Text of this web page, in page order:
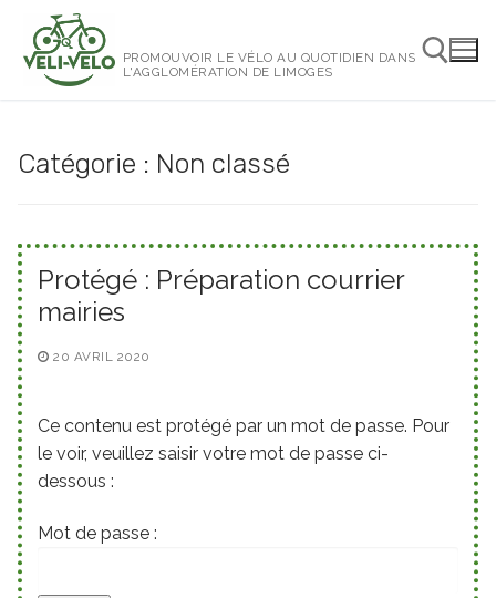
contenu
PROMOUVOIR LE VÉLO AU QUOTIDIEN DANS
L'AGGLOMÉRATION DE LIMOGES
Catégorie : Non classé
Protégé : Préparation courrier
mairies
20 AVRIL 2020
Ce contenu est protégé par un mot de passe. Pour
le voir, veuillez saisir votre mot de passe ci-
dessous :
Mot de passe :